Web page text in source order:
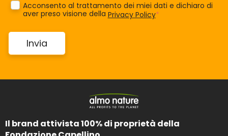
Acconsento al trattamento dei miei dati e dichiaro di
aver preso visione della Privacy Policy*
Il brand attivista 100% di proprietà della